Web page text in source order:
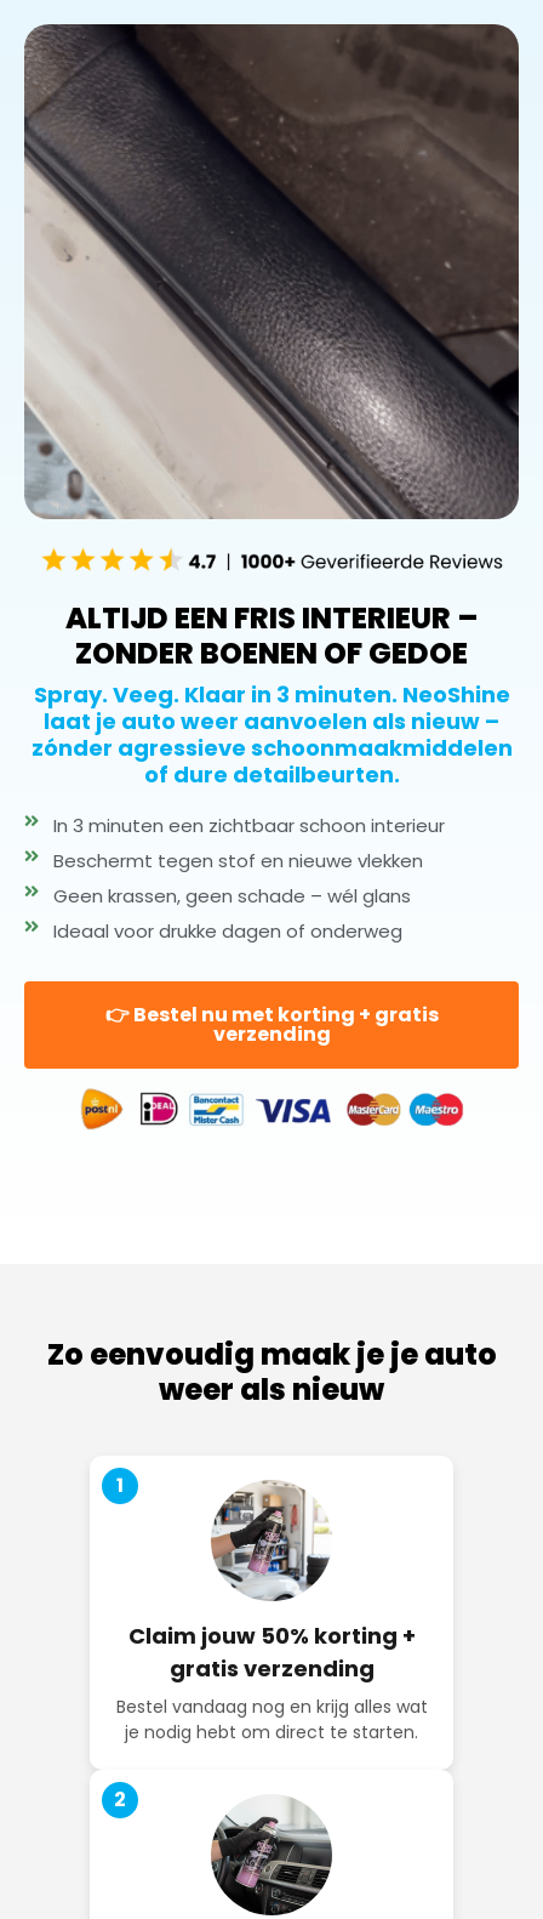
ALTIJD EEN FRIS INTERIEUR –
ZONDER BOENEN OF GEDOE
Spray. Veeg. Klaar in 3 minuten. NeoShine
laat je auto weer aanvoelen als nieuw –
zónder agressieve schoonmaakmiddelen
of dure detailbeurten.
In 3 minuten een zichtbaar schoon interieur
Beschermt tegen stof en nieuwe vlekken
Geen krassen, geen schade – wél glans
Ideaal voor drukke dagen of onderweg
👉 Bestel nu met korting + gratis
verzending
Zo eenvoudig maak je je auto
weer als nieuw
1
Claim jouw 50% korting +
gratis verzending
Bestel vandaag nog en krijg alles wat
je nodig hebt om direct te starten.
2